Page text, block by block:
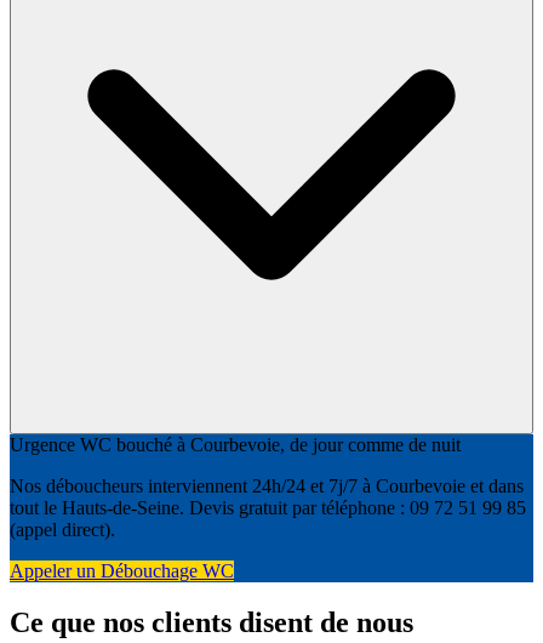
Urgence WC bouché à Courbevoie, de jour comme de nuit
Nos déboucheurs interviennent 24h/24 et 7j/7 à Courbevoie et dans
tout le Hauts-de-Seine. Devis gratuit par téléphone : 09 72 51 99 85
(appel direct).
Appeler un Débouchage WC
Ce que nos clients disent de nous